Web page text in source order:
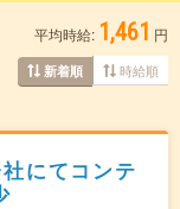
平均時給: 1,461 円
新着順 時給順
にてコンテ